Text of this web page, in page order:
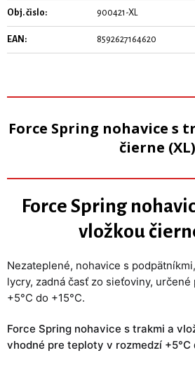
Obj. čislo: 900421-XL
EAN: 8592627164620
Force Spring nohavice s
čierne (XL)
Force Spring
vložkou
Nezateplené, nohavice s
lycry, zadná časť zo sieťoviny,
+5°C do +15°C.
Force Spring nohavice s trakmi a
vhodné pre teploty v rozmedzí +5°C